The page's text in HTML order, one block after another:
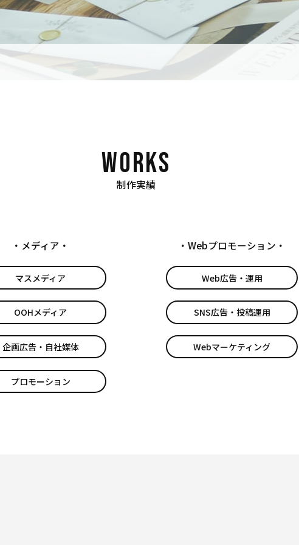
制作実績
メディア
マスメディア
OOHメディア
企画広告・自社媒体
プロモーション
Webプロモーション
Web広告・運用
SNS広告・投稿運用
Webマーケティング